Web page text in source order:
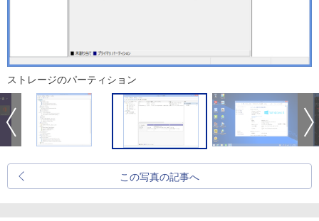
ストレージのパーティション
この写真の記事へ